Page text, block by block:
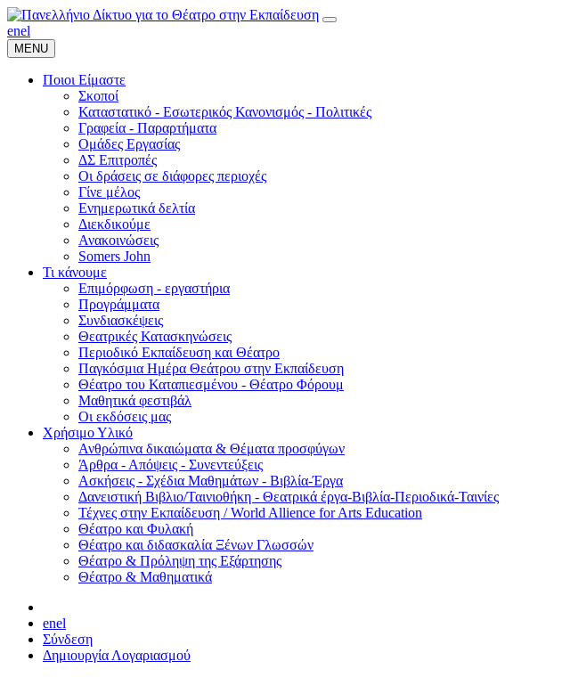
enel
MENU
Ποιοι Είμαστε
Σκοποί
Καταστατικό - Εσωτερικός Κανονισμός - Πολιτικές
Γραφεία - Παραρτήματα
Ομάδες Εργασίας
ΔΣ Επιτροπές
Οι δράσεις σε διάφορες περιοχές
Γίνε μέλος
Ενημερωτικά δελτία
Διεκδικούμε
Ανακοινώσεις
Somers John
Τι κάνουμε
Επιμόρφωση - εργαστήρια
Προγράμματα
Συνδιασκέψεις
Θεατρικές Κατασκηνώσεις
Περιοδικό Εκπαίδευση και Θέατρο
Παγκόσμια Ημέρα Θεάτρου στην Εκπαίδευση
Θέατρο του Καταπιεσμένου - Θέατρο Φόρουμ
Μαθητικά φεστιβάλ
Οι εκδόσεις μας
Χρήσιμο Υλικό
Ανθρώπινα δικαιώματα & Θέματα προσφύγων
Άρθρα - Απόψεις - Συνεντεύξεις
Ασκήσεις - Σχέδια Μαθημάτων - Βιβλία-Έργα
Δανειστική Βιβλιο/Ταινιοθήκη - Θεατρικά έργα-Βιβλία-Περιοδικά-Ταινίες
Τέχνες στην Εκπαίδευση / World Allience for Arts Education
Θέατρο και Φυλακή
Θέατρο και διδασκαλία Ξένων Γλωσσών
Θέατρο & Πρόληψη της Εξάρτησης
Θέατρο & Μαθηματικά
enel
Σύνδεση
Δημιουργία Λογαριασμού